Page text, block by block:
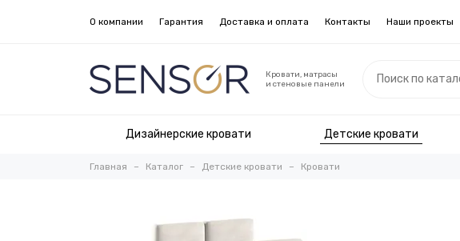
О компании Гарантия Доставка и оплата Контакты Наши проекты
Кровати, матрасы
и стеновые панели
Дизайнерские кровати Детские кровати
Главная Каталог Детские кровати Кровати